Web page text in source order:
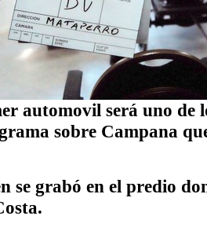
automovil será uno de
sobre Campana
se grabó en el predio